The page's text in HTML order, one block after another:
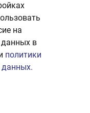
на
данных в
политики
данных.